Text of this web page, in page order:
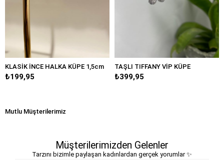
HALKA KÜPE 1,5cm TAŞLI TIFFANY VİP KÜPE
Mutlu Müşterilerimiz
Müşterilerimizden Gelenler
Tarzını bizimle paylaşan kadınlardan gerçek yorumlar ✨